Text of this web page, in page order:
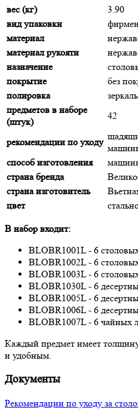
вес (кг)
3.90
вид упаковки
материал
материал рукояти
назначение
покрытие
без
полировка
предметов в наборе
(штук)
42
рекомендации по уходу
способ изготовления
страна бренда
страна изготовитель
цвет
В набор входит:
BLOBR1001L - 6
BLOBR1002L - 6
BLOBR1003L - 6
BLOBR1030L - 6
BLOBR1005L - 6
BLOBR1006L - 6
BLOBR1007L - 6 чайных
Каждый предмет имеет
и удобным.
Документы
Рекомендации по уходу за